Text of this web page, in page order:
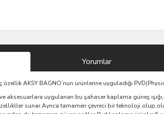
Yorumlar
AKSY BAGNO’nun ürünlerine uyguladığı
aksesuarlara uygulanan bu şahaser kaplama güneş
sunar.Ayrıca tamamen çevreci bir teknoloji